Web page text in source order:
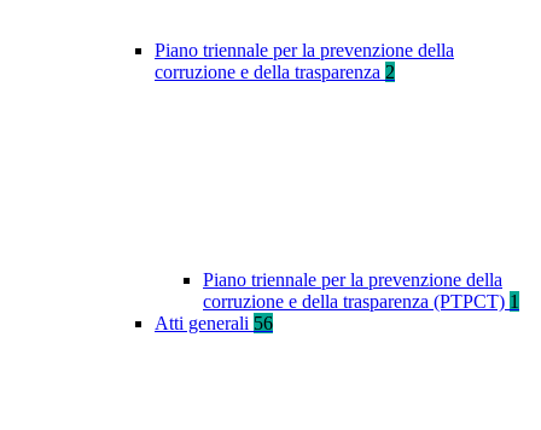
Piano triennale per la prevenzione della
corruzione e della trasparenza 2
Piano triennale per la prevenzione della
corruzione e della trasparenza (PTPCT) 1
Atti generali 56